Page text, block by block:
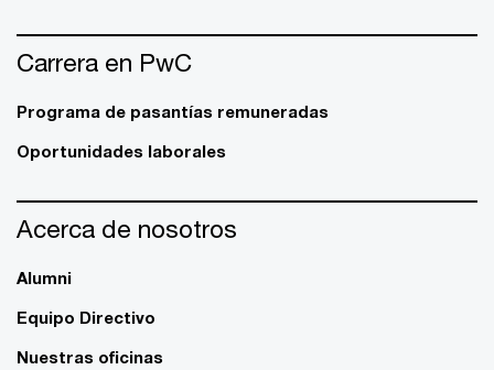
Carrera en PwC
Programa de pasantías remuneradas
Oportunidades laborales
Acerca de nosotros
Alumni
Equipo Directivo
Nuestras oficinas